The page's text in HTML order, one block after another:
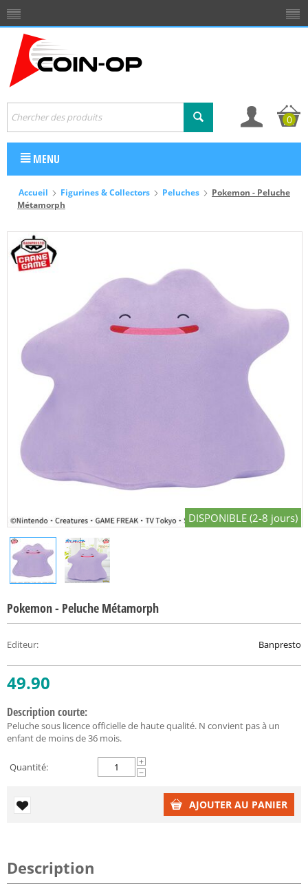
0
MENU
Accueil Figurines & Collectors Peluches
Pokemon - Peluche
Métamorph
DISPONIBLE (2-8 jours)
Pokemon - Peluche Métamorph
Editeur: Banpresto
49.90
Description courte:
Peluche sous licence officielle de haute qualité. N convient pas à un
enfant de moins de 36 mois.
Quantité:
+
−
AJOUTER AU PANIER
Description